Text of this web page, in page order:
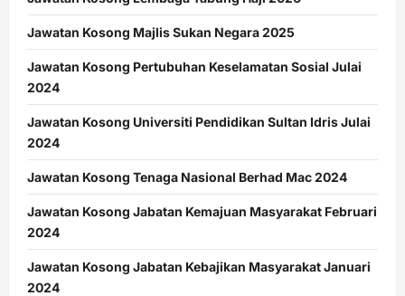
Jawatan Kosong Majlis Sukan Negara 2025
Jawatan Kosong Pertubuhan Keselamatan Sosial Julai
2024
Jawatan Kosong Universiti Pendidikan Sultan Idris Julai
2024
Jawatan Kosong Tenaga Nasional Berhad Mac 2024
Jawatan Kosong Jabatan Kemajuan Masyarakat Februari
2024
Jawatan Kosong Jabatan Kebajikan Masyarakat Januari
2024